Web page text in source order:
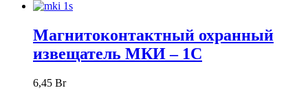
Магнитоконтактный охранный
извещатель МКИ – 1С
6,45 Br